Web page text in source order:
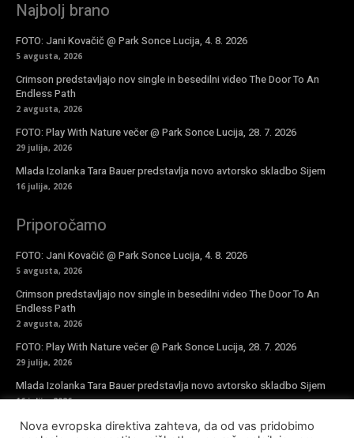
Najbolj brano
FOTO: Jani Kovačič @ Park Sonce Lucija, 4. 8. 2026
5 avgusta, 2026
Crimson predstavljajo nov single in besedilni video The Door To An
Endless Path
2 avgusta, 2026
FOTO: Play With Nature večer @ Park Sonce Lucija, 28. 7. 2026
29 julija, 2026
Mlada Izolanka Tara Bauer predstavlja novo avtorsko skladbo Sijem
16 julija, 2026
Priporočamo
FOTO: Jani Kovačič @ Park Sonce Lucija, 4. 8. 2026
5 avgusta, 2026
Crimson predstavljajo nov single in besedilni video The Door To An
Endless Path
2 avgusta, 2026
FOTO: Play With Nature večer @ Park Sonce Lucija, 28. 7. 2026
29 julija, 2026
Mlada Izolanka Tara Bauer predstavlja novo avtorsko skladbo Sijem
16 julija, 2026
Nova evropska direktiva zahteva, da od vas pridobimo